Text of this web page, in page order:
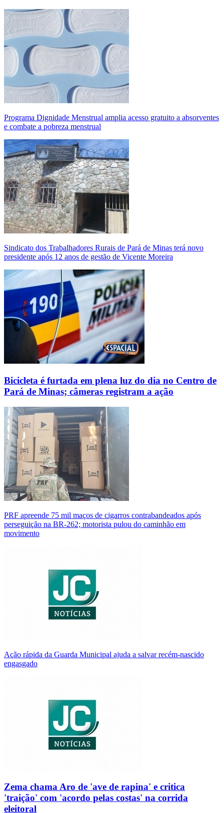
Programa Dignidade Menstrual amplia acesso gratuito a absorventes
e combate a pobreza menstrual
Sindicato dos Trabalhadores Rurais de Pará de Minas terá novo
presidente após 12 anos de gestão de Vicente Moreira
Bicicleta é furtada em plena luz do dia no Centro de
Pará de Minas; câmeras registram a ação
PRF apreende 75 mil maços de cigarros contrabandeados após
perseguição na BR-262; motorista pulou do caminhão em
movimento
Ação rápida da Guarda Municipal ajuda a salvar recém-nascido
engasgado
Zema chama Aro de 'ave de rapina' e critica
'traição' com 'acordo pelas costas' na corrida
eleitoral